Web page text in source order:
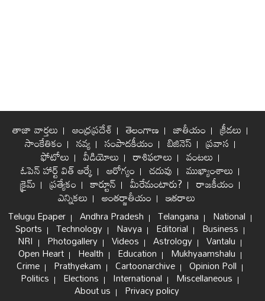
తాజా వార్తలు ఆంధ్రప్రదేశ్ తెలంగాణ జాతీయం క్రీడలు
సాంకేతికం నవ్య సంపాదకీయం బిజినెస్ ప్రవాస
ఫోటోలు వీడియోలు రాశిఫలాలు వంటలు
ఓపెన్ హార్ట్ విత్ ఆర్కే ఆరోగ్యం చదువు ముఖ్యాంశాలు
క్రైమ్ ప్రత్యేకం కార్టూన్ మీరేమంటారు? రాజకీయం
ఎన్నికలు అంతర్జాతీయం ఇతరాలు
Telugu Epaper Andhra Pradesh Telangana National
Sports Technology Navya Editorial Business
NRI Photogallery Videos Astrology Vantalu
Open Heart Health Education Mukhyaamshalu
Crime Prathyekam Cartoonarchive Opinion Poll
Politics Elections International Miscellaneous
About us Privacy policy